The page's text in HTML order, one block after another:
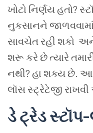
ખોટો નિર્ણયહતો?
નુકસાનને જાળવવામાં
સાવચેત રહી શકો
શરૂ કરે છેત્યારે
નથી? હા શક્ય છે. આ
લૉસ સ્ટ્રેટેજી રાખવી
ડેટ્રેડસ્ટૉપ-